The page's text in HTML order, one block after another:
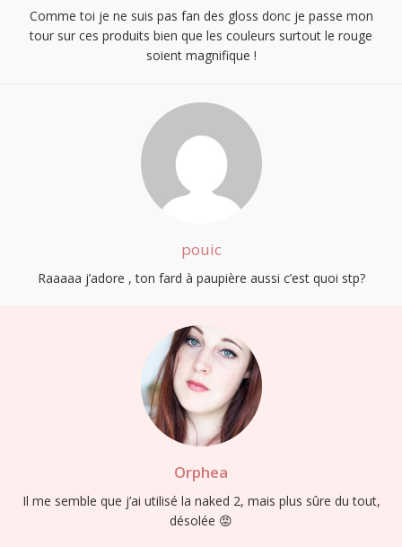
Comme toi je ne suis pas fan des gloss donc je passe mon
tour sur ces produits bien que les couleurs surtout le rouge
soient magnifique !
pouic
Raaaaa j’adore , ton fard à paupière aussi c’est quoi stp?
Orphea
Il me semble que j’ai utilisé la naked 2, mais plus sûre du tout,
désolée 😡